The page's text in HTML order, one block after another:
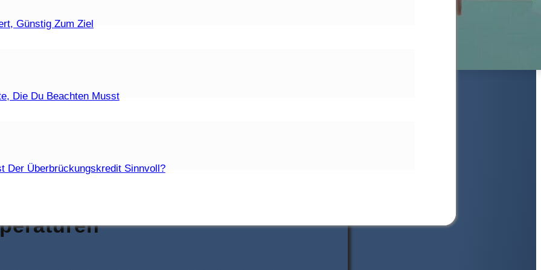
Sind Zulässig?
Eine Fristlose Kündigung?
Unterschiede?
Günstig Zum Ziel
Die Du Beachten Musst
Der Überbrückungskredit Sinnvoll?